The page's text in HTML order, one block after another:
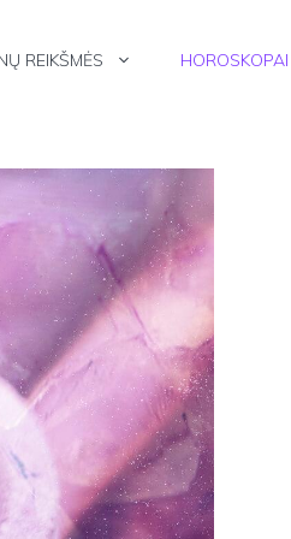
REIKŠMĖS HOROSKOPAI